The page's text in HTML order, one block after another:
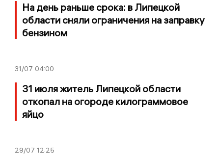
На день раньше срока: в Липецкой
области сняли ограничения на заправку
бензином
31/07 04:00
31 июля житель Липецкой области
откопал на огороде килограммовое
яйцо
29/07 12:25